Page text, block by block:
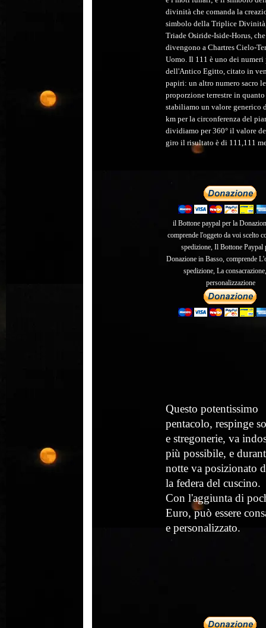
divinità che comanda la
simbolo della Triplice
Triade Osiride-Iside-Horus, che
divengono a Chartres Cielo-
Uomo. Il 111 è uno dei numeri
dell'Antico Egitto, citato in
papiri: un altro numero sacro
proporzione terrestre in quanto
stabiliamo un valore generico
km per la circonferenza del
dividiamo per 360° il valore
giro il risultato è di 111,111
il Bottone paypal per la
comprende l'oggeto da voi scelto
spedizione, Il Bottone Paypal
Donazione in Basso, comprende
spedizione, La
personalizzazione
Questo potentissimo
pentacolo, respinge
e stregonerie, va
più possibile, e
notte va posizionato
la federa del cuscino.
Con l'aggiunta di
Euro, può essere
e personalizzato.